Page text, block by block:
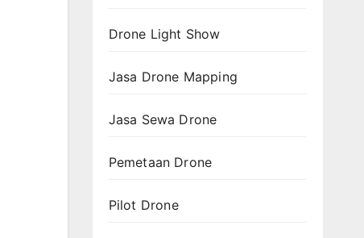
Drone Light Show
Jasa Drone Mapping
Jasa Sewa Drone
Pemetaan Drone
Pilot Drone